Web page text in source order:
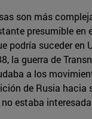
son más
presumible
suceder
la guerra de
a los
de Rusia
estaba